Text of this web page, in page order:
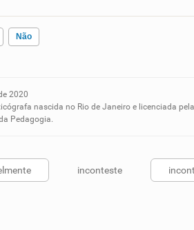
Não
me ajudou
2020
nascida no Rio de Janeiro e licenciada
Pedagogia.
inconteste